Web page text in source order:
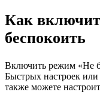
Как
беспокоить
Включить режим «Не
Быстрых настроек
также можете